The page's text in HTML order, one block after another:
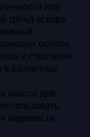
или
тренд вскоре
молота,
и стратегии
в различных
классе для
видимости,